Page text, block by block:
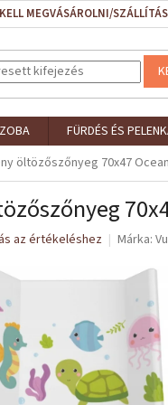
MEGVÁSÁROLNI/
FÜRDÉS ÉS
öltözőszőnyeg 70x47 Ocean
az értékeléshez Márka: